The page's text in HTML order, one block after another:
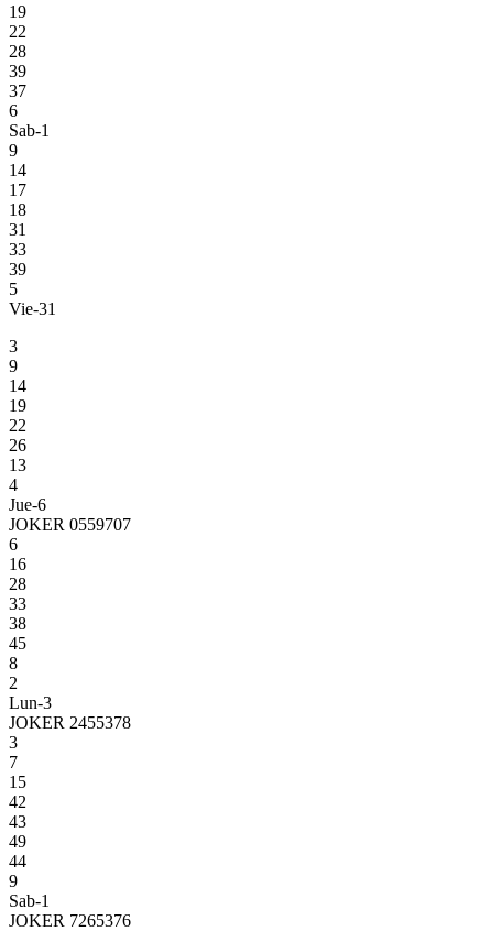
19
22
28
39
37
6
Sab-1
9
14
17
18
31
33
39
5
Vie-31
3
9
14
19
22
26
13
4
Jue-6
JOKER 0559707
6
16
28
33
38
45
8
2
Lun-3
JOKER 2455378
3
7
15
42
43
49
44
9
Sab-1
JOKER 7265376